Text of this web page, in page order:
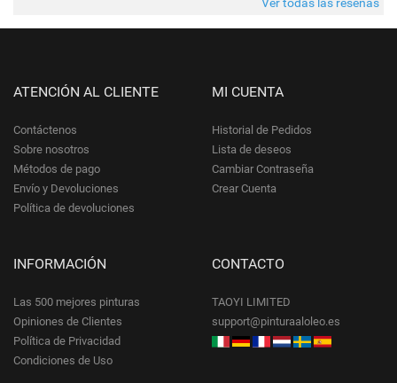
ATENCIÓN AL CLIENTE
Contáctenos
Sobre nosotros
Métodos de pago
Envío y Devoluciones
Política de devoluciones
MI CUENTA
Historial de Pedidos
Lista de deseos
Cambiar Contraseña
Crear Cuenta
INFORMACIÓN
Las 500 mejores pinturas
Opiniones de Clientes
Política de Privacidad
Condiciones de Uso
CONTACTO
TAOYI LIMITED
support@pinturaaloleo.es